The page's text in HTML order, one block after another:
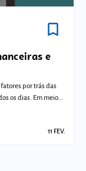
bookmark_border
e
por trás das
os dias. Em meio
11 FEV.